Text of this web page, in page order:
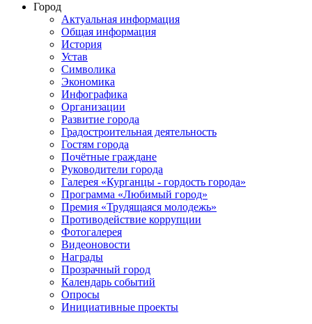
Город
Актуальная информация
Общая информация
История
Устав
Символика
Экономика
Инфографика
Организации
Развитие города
Градостроительная деятельность
Гостям города
Почётные граждане
Руководители города
Галерея «Курганцы - гордость города»
Программа «Любимый город»
Премия «Трудящаяся молодежь»
Противодействие коррупции
Фотогалерея
Видеоновости
Награды
Прозрачный город
Календарь событий
Опросы
Инициативные проекты